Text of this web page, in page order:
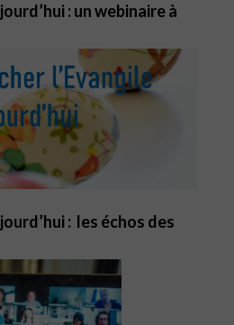
: un webinaire à
: les échos des